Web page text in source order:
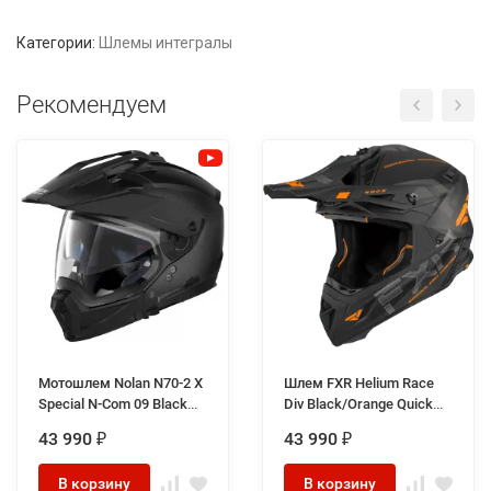
Категории: Шлемы интегралы
Рекомендуем
Мотошлем Nolan N70-2 X
Special N-Com 09 Black
43 990 ₽
В корзину
Шлем FXR Helium Race
Div Black/Orange Quick
43 990 ₽
В корзину